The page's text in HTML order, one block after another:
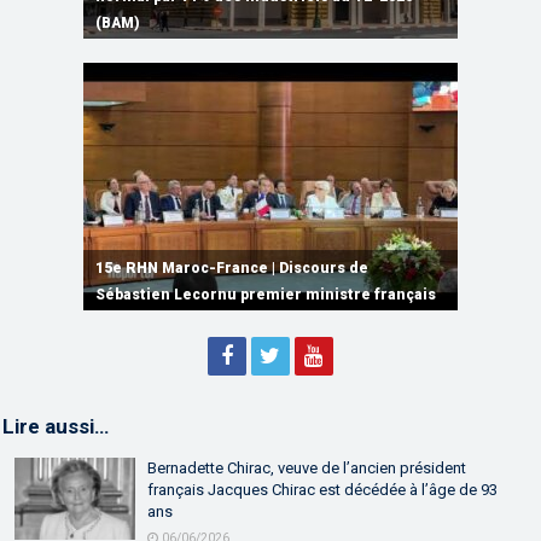
Monde
(BAM)
de Ryanair
accorde une subvention au consortium ORNX
Computing et de l’IA
15e RHN Maroc-France | Signature de
plusieurs accords de coopération et de
partenariat
15e RHN Maroc-France | Discours de
Sébastien Lecornu premier ministre français
15e Réunion de Haut Niveau Maroc-France |
Discours de M. Aziz Akhannouch
Lire aussi…
Bernadette Chirac, veuve de l’ancien président
français Jacques Chirac est décédée à l’âge de 93
ans